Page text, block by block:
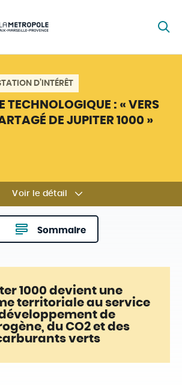
D’INTÉRÊT
TECHNOLOGIQUE : « VERS
DE JUPITER 1000 »
Voir le détail
Sommaire
1000 devient une
territoriale au service
de
du CO2et des
verts